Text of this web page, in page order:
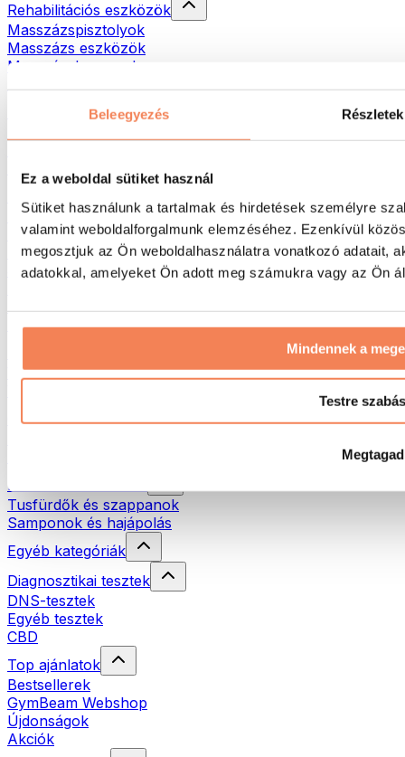
Beleegyezés Részletek
Ez a weboldal sütiket használ
Sütiket használunk a tartalmak és hirdetések személyre
valamint weboldalforgalmunk elemzéséhez. Ezenkívül
megosztjuk az Ön weboldalhasználatra vonatkozó adatait,
adatokkal, amelyeket Ön adott meg számukra vagy az Ön
Mindennek a
Testre szabás
Megtagad
Rehabilitációs eszközök
Masszázspisztolyok
Masszázs eszközök
Masszázshengerek
Táskák & hátizsákok
Hátizsákok
Futás
Küzdősportok
Kerékpározás
Jóga és pilates
Úszás
Túrázás
Vörösfény-terápia
Öko háztartás
Natúrkozmetikumok
Tusfürdők és szappanok
Samponok és hajápolás
Egyéb kategóriák
Diagnosztikai tesztek
DNS-tesztek
Egyéb tesztek
CBD
Top ajánlatok
Bestsellerek
GymBeam Webshop
Újdonságok
Akciók